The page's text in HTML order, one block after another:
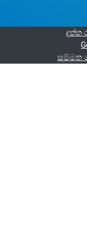
දත්ත
සම්මත